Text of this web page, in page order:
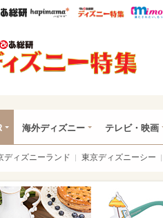
ウレぴあ総研ハピママ* ウレ
海外ディズニー テレビ・映画
ディズニーランド 東京ディズニーシー